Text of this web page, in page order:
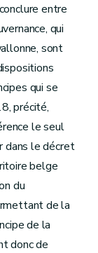
entre
qui
sont
qui se
précité,
le seul
dans le décret
belge
du
de la
de la
donc de